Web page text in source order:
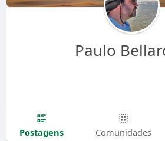
Paulo
Postagens Comunidades